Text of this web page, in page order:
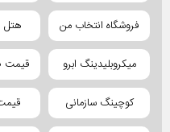
فروشگاه انتخاب من هتل
میکروبلیدینگ ابرو قیمت
کوچینگ سازمانی